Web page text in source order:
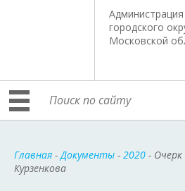
городского
Московской
Главная -Документы - 2020 -
Курзенкова